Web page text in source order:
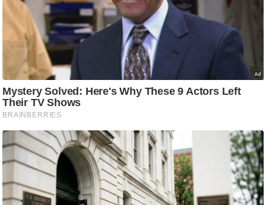
म
हि
मा
स्थ
ल
व्र
त
त्यो
हा
र